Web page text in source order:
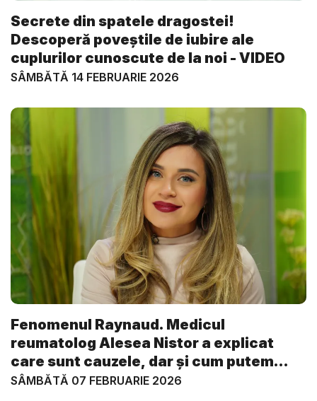
Secrete din spatele dragostei!
Descoperă poveștile de iubire ale
cuplurilor cunoscute de la noi - VIDEO
SÂMBĂTĂ 14 FEBRUARIE 2026
Fenomenul Raynaud. Medicul
reumatolog Alesea Nistor a explicat
care sunt cauzele, dar și cum putem
evi...
SÂMBĂTĂ 07 FEBRUARIE 2026